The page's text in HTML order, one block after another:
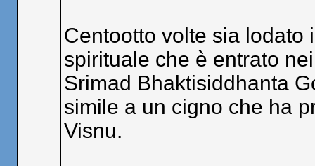
Centootto volte sia lodato
spirituale che è entrato
Srimad Bhaktisiddhanta
simile a un cigno che ha
Visnu.